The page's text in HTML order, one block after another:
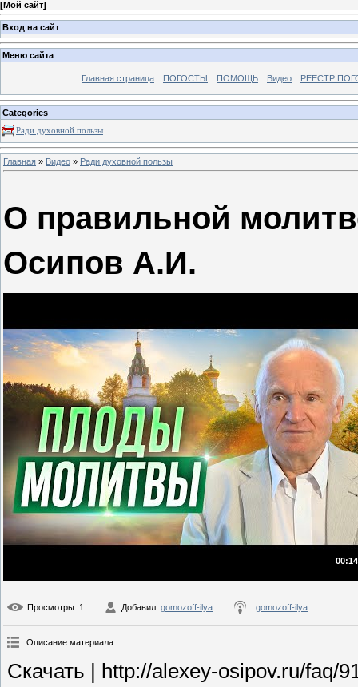
[Мой сайт]
Вход на сайт
Меню сайта
Главная страница ПОГОСТЫ ПОМОЩЬ Видео РЕЕСТР
Categories
Ради духовной пользы
Главная » Видео » Ради духовной пользы
О правильной
Осипов А.И.
Просмотры: 1 Добавил: gomozoff-ilya gomozoff-ilya
Описание материала:
Скачать | http://alexey-osipov.ru/faq/